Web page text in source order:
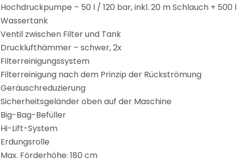
Hochdruckpumpe – 50 l / 120 bar, inkl. 20 m Schlauch + 500 l
Wassertank
Ventil zwischen Filter und Tank
Drucklufthämmer – schwer, 2x
Filterreinigungssystem
Filterreinigung nach dem Prinzip der Rückströmung
Geräuschreduzierung
Sicherheitsgeländer oben auf der Maschine
Big-Bag-Befüller
Hi-Lift-System
Erdungsrolle
Max. Förderhöhe: 180 cm